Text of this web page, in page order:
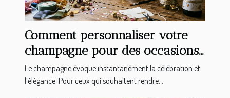
Comment personnaliser votre
champagne pour des occasions
spéciales ?
Le champagne évoque instantanément la célébration et
l’élégance. Pour ceux qui souhaitent rendre...